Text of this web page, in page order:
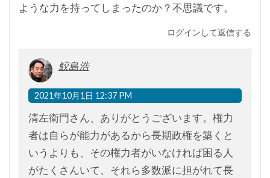
ような力を持ってしまったのか？不思議です。
ログインして返信する
鮫島浩
2021年10月1日 12:37 PM
清左衛門さん、ありがとうございます。権力
者は自らが能力があるから長期政権を築くと
いうよりも、その権力者がいなければ困る人
がたくさんいて、それら多数派に担がれて長